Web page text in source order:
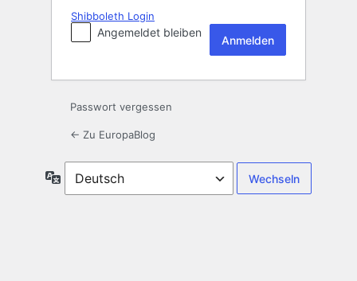
Shibboleth Login
Angemeldet bleiben
Passwort vergessen
← Zu EuropaBlog
Sprache